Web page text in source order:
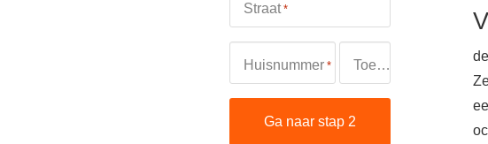
Straat *
Huisnummer * Toevoeging